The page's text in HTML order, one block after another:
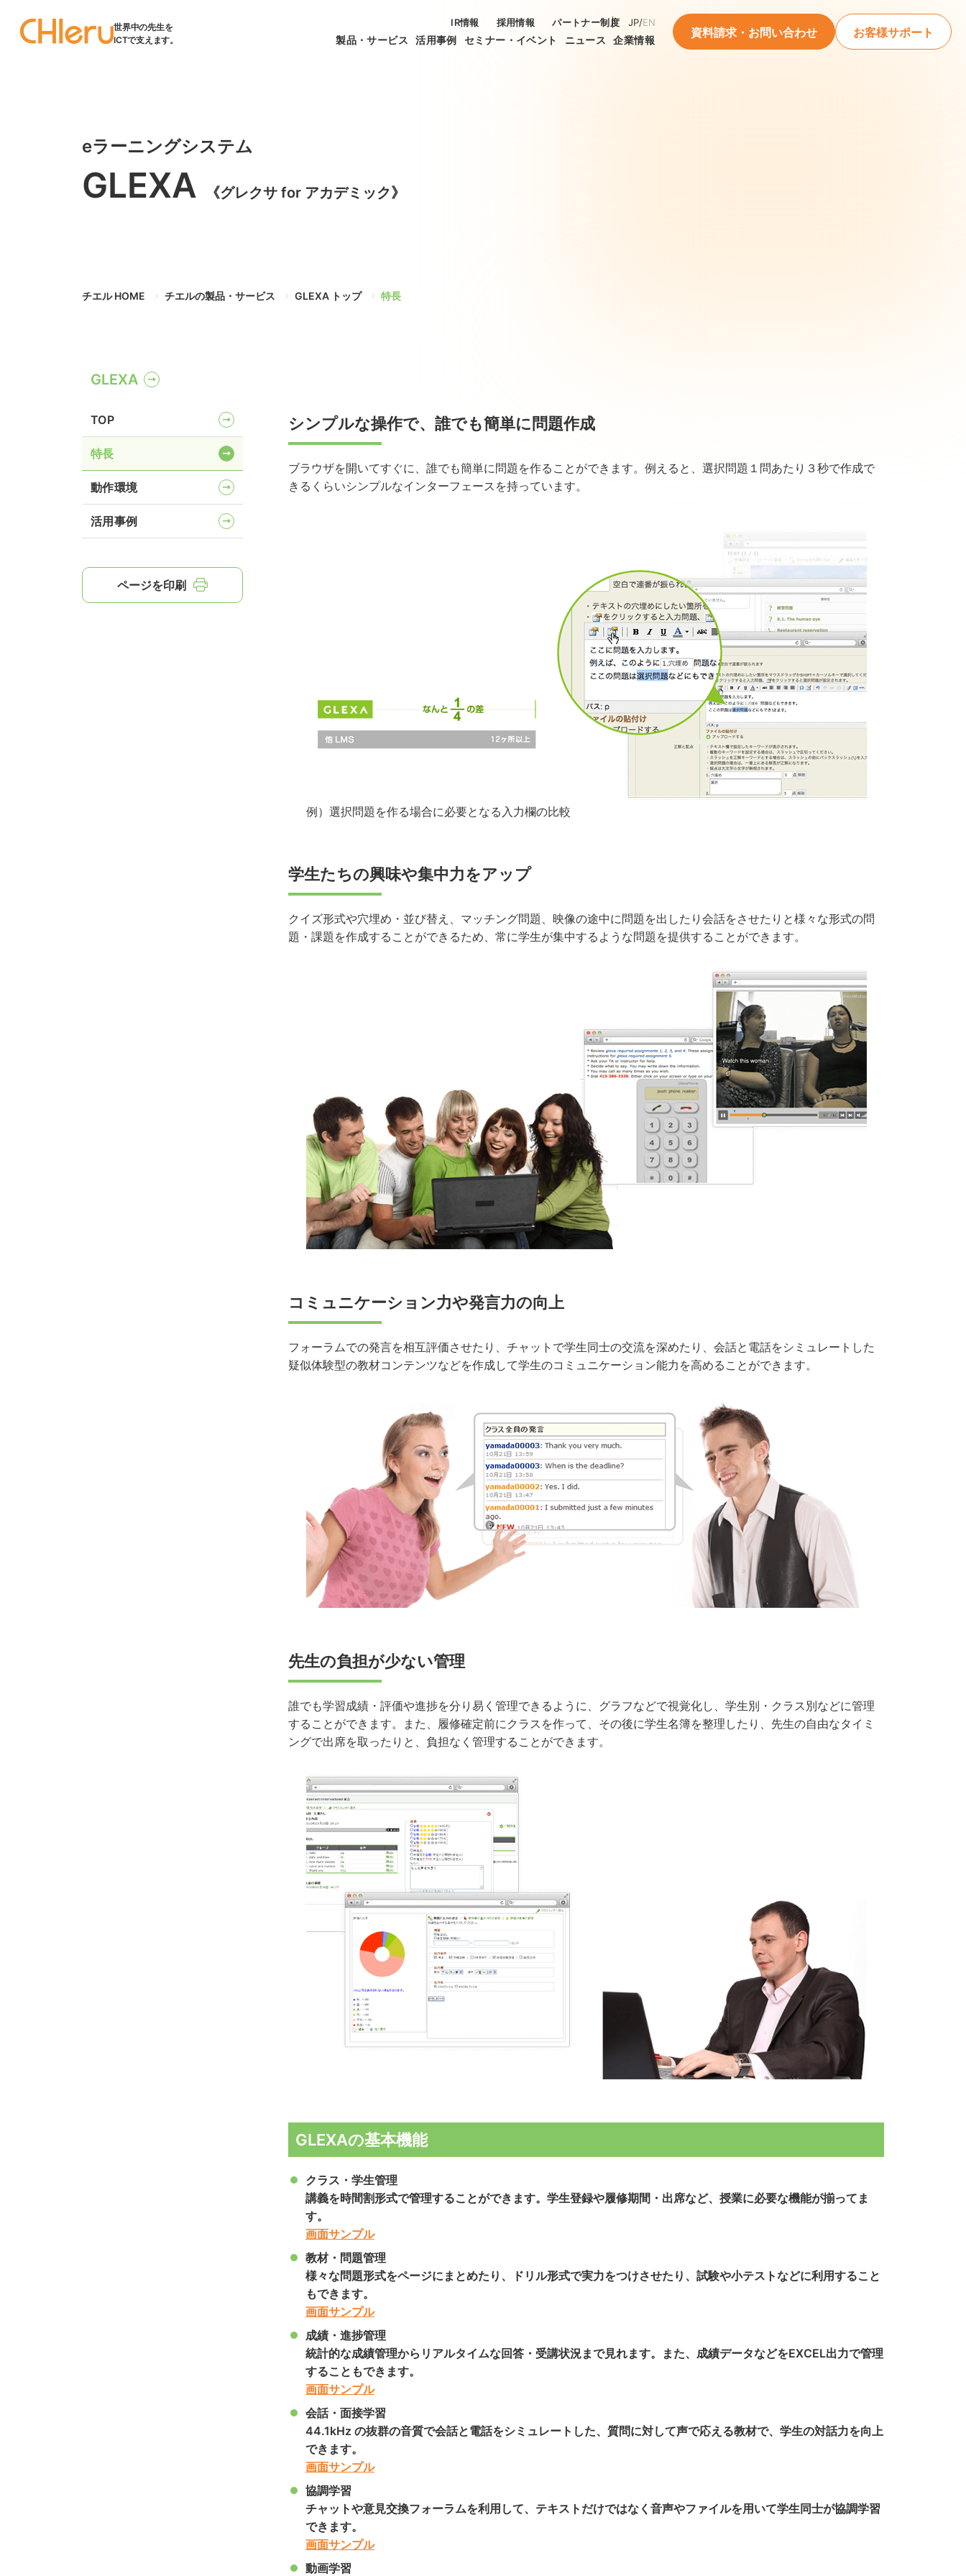
世界中の先生を
ICTで支えます。
製品・サービス 活用事例 セミナー・イベント ニュース 企業情報
IR情報 採用情報 パートナー制度 JP/EN
資料請求・お問い合わせ お客様サポート
eラーニングシステム
GLEXA 《グレクサ for アカデミック》
チエル HOME チエルの製品・サービス GLEXA トップ 特長
シンプルな操作で、誰でも簡単に問題作成
ブラウザを開いてすぐに、誰でも簡単に問題を作ることができます。例えると、選択問題１問あたり３秒で作成で
きるくらいシンプルなインターフェースを持っています。
例）選択問題を作る場合に必要となる入力欄の比較
学生たちの興味や集中力をアップ
クイズ形式や穴埋め・並び替え、マッチング問題、映像の途中に問題を出したり会話をさせたりと様々な形式の問
題・課題を作成することができるため、常に学生が集中するような問題を提供することができます。
コミュニケーション力や発言力の向上
フォーラムでの発言を相互評価させたり、チャットで学生同士の交流を深めたり、会話と電話をシミュレートした
疑似体験型の教材コンテンツなどを作成して学生のコミュニケーション能力を高めることができます。
先生の負担が少ない管理
誰でも学習成績・評価や進捗を分り易く管理できるように、グラフなどで視覚化し、学生別・クラス別などに管理
することができます。また、履修確定前にクラスを作って、その後に学生名簿を整理したり、先生の自由なタイミ
ングで出席を取ったりと、負担なく管理することができます。
GLEXAの基本機能
クラス・学生管理
講義を時間割形式で管理することができます。学生登録や履修期間・出席など、授業に必要な機能が揃ってま
す。
画面サンプル
教材・問題管理
様々な問題形式をページにまとめたり、ドリル形式で実力をつけさせたり、試験や小テストなどに利用すること
もできます。
画面サンプル
成績・進捗管理
統計的な成績管理からリアルタイムな回答・受講状況まで見れます。また、成績データなどをEXCEL出力で管理
することもできます。
画面サンプル
会話・面接学習
44.1kHz の抜群の音質で会話と電話をシミュレートした、質問に対して声で応える教材で、学生の対話力を向上
できます。
画面サンプル
協調学習
チャットや意見交換フォーラムを利用して、テキストだけではなく音声やファイルを用いて学生同士が協調学習
できます。
画面サンプル
動画学習
GLEXA
TOP
特長
動作環境
活用事例
ページを印刷